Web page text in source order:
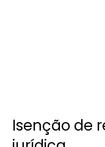
Isenção de